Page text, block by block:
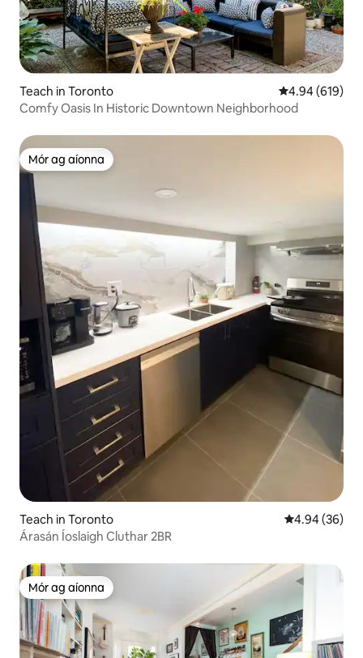
Teach in Toronto Meánrátáil
4.94 (619)
Comfy Oasis In Historic Downtown Neighborhood
Mór ag aíonna
Mór ag aíonna
Teach in Toronto Meánrátáil
4.94 (36)
Árasán Íoslaigh Cluthar 2BR
Mór ag aíonna
Mór ag aíonna